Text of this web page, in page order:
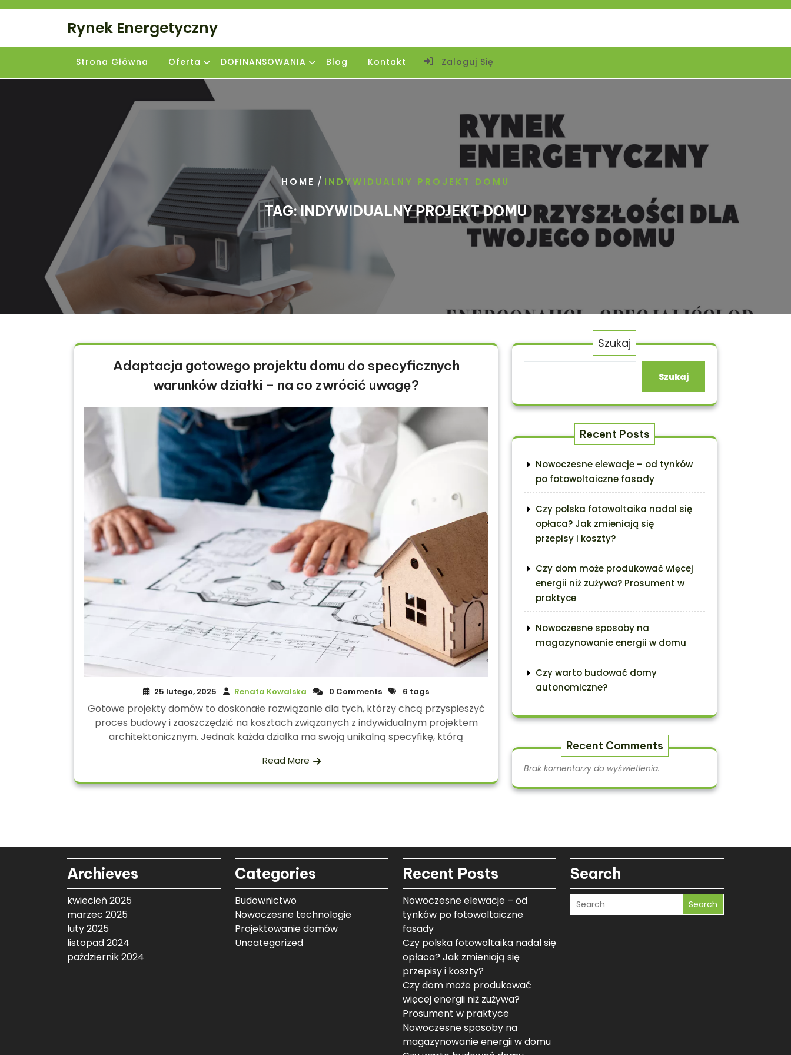
Skip
Rynek Energetyczny
Strona Główna Oferta DOFINANSOWANIA Blog Kontakt Zaloguj Się
HOME / INDYWIDUALNY PROJEKT DOMU
TAG:INDYWIDUALNY PROJEKT DOMU
Adaptacja gotowego projektu domu do specyficznych
warunków działki – na co zwrócić uwagę?
25 lutego, 2025 Renata Kowalska 0 Comments 6 tags
Gotowe projekty domów to doskonałe rozwiązanie dla tych, którzy chcą przyspieszyć
proces budowy i zaoszczędzić na kosztach związanych z indywidualnym projektem
architektonicznym. Jednak każda działka ma swoją unikalną specyfikę, którą
Read More
Szukaj
Szukaj
Recent Posts
Nowoczesne elewacje – od tynków
po fotowoltaiczne fasady
Czy polska fotowoltaika nadal się
opłaca? Jak zmieniają się
przepisy i koszty?
Czy dom może produkować więcej
energii niż zużywa? Prosument w
praktyce
Nowoczesne sposoby na
magazynowanie energii w domu
Czy warto budować domy
autonomiczne?
Recent Comments
Brak komentarzy do wyświetlenia.
Archieves
kwiecień 2025
marzec 2025
luty 2025
listopad 2024
październik 2024
Categories
Budownictwo
Nowoczesne technologie
Projektowanie domów
Uncategorized
Recent Posts
Nowoczesne elewacje – od
tynków po fotowoltaiczne
fasady
Czy polska fotowoltaika nadal się
opłaca? Jak zmieniają się
przepisy i koszty?
Czy dom może produkować
więcej energii niż zużywa?
Prosument w praktyce
Nowoczesne sposoby na
magazynowanie energii w domu
Search
Search